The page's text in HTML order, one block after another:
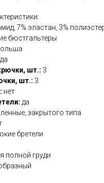
7% эластан, 3%
бюстгальтеры
да
шт.: 3
шт.: 3
нет
да
закрытого типа
бретели
полной груди